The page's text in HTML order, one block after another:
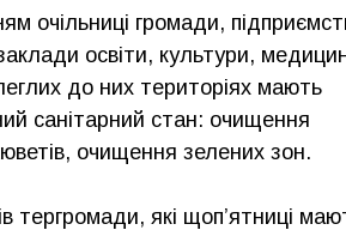
очільниці громади,
освіти, культури,
до них територіях мають
санітарний стан: очищення
очищення зелених зон.
тергромади, які щоп’ятниці